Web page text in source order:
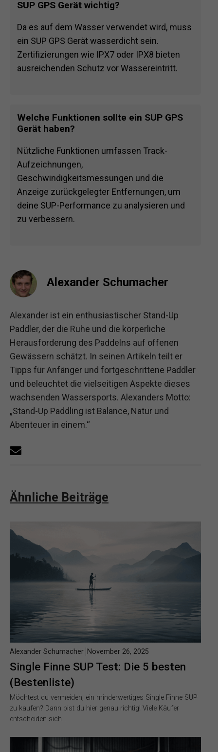
SUP GPS Gerät wichtig?
Da es auf dem Wasser verwendet wird, muss
ein SUP GPS Gerät wasserdicht sein.
Zertifizierungen wie IPX7 oder IPX8 bieten
ausreichenden Schutz vor Wassereintritt.
Welche Funktionen sollte ein SUP GPS
Gerät haben?
Nützliche Funktionen umfassen Track-
Aufzeichnungen,
Geschwindigkeitsmessungen und die
Anzeige zurückgelegter Entfernungen, um
deine SUP-Performance zu analysieren und
zu verbessern.
Alexander Schumacher
Alexander ist ein enthusiastischer Stand-Up
Paddler, der die Ruhe und die körperliche
Herausforderung des Paddelns auf offenen
Gewässern schätzt. In seinen Artikeln teilt er
Tipps für Anfänger und fortgeschrittene Paddler
und beleuchtet die vielseitigen Aspekte dieses
wachsenden Wassersports. Alexanders Motto:
„Stand-Up Paddling ist Balance, Natur und
Abenteuer in einem.“
Ähnliche Beiträge
Single Finne SUP Test: Die 5 besten
(Bestenliste)
Alexander Schumacher November 26, 2025
Möchtest du vermeiden, ein minderwertiges Single Finne SUP
zu kaufen? Dann bist du hier genau richtig! Viele Käufer
entscheiden sich…